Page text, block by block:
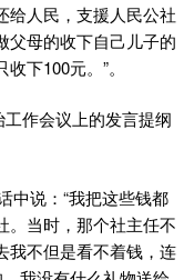
给人民，支援人民公社
父母的收下自己儿子的
下100元。”。
作会议上的发言提纲
中说：“我把这些钱都
。当时，那个社主任不
我不但是看不着钱，连